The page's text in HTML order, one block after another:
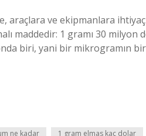
ve ekipmanlara
maddedir: 1 gramı 30 milyon
biri, yani bir mikrogramın
ne kadar 1 gram elmas kaç dolar